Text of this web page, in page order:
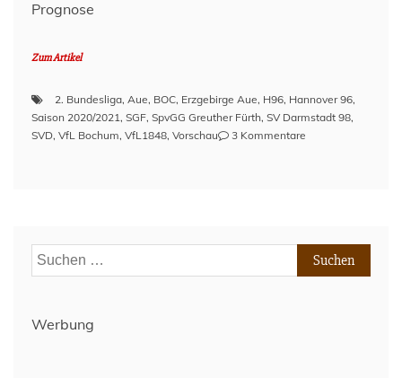
Prognose
Zum Artikel
2. Bundesliga, Aue, BOC, Erzgebirge Aue, H96, Hannover 96,
Saison 2020/2021, SGF, SpvGG Greuther Fürth, SV Darmstadt 98,
SVD, VfL Bochum, VfL1848, Vorschau 3 Kommentare
Check
Teil
Suchen
nach:
Werbung